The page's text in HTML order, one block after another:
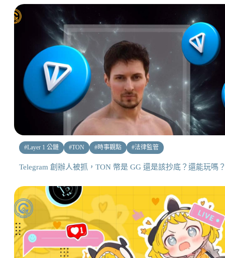
#Layer 1 公鏈 #TON #時事觀點 #法律監管
Telegram 創辦人被抓，TON 幣是 GG 還是該抄底？還能玩嗎